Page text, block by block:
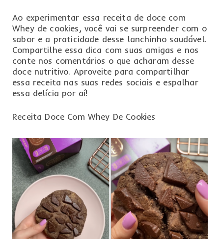
Ao experimentar essa receita de doce com
Whey de cookies, você vai se surpreender com o
sabor e a praticidade desse lanchinho saudável.
Compartilhe essa dica com suas amigas e nos
conte nos comentários o que acharam desse
doce nutritivo. Aproveite para compartilhar
essa receita nas suas redes sociais e espalhar
essa delícia por aí!
Receita Doce Com Whey De Cookies